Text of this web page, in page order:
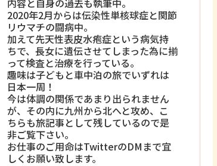
内容と自身の過去も執筆中。
2020年2月からは伝染性単核球症と関節
リウマチの闘病中。
加えて先天性表皮水疱症という病気持
ちで、長女に遺伝させてしまった為に揃
って検査と治療を行っている。
趣味は子どもと車中泊の旅でいずれは
日本一周！
今は体調の関係であまり出られません
が、その内に九州から北へと攻め、こ
ちらも旅記事として残しているので是
非ご覧下さい。
お仕事のご用命はTwitterのDMまで宜
しくお願い致します。